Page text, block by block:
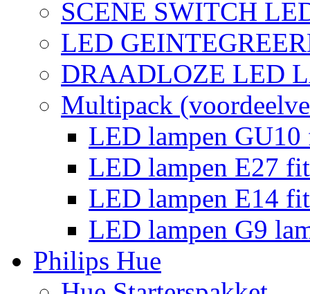
SCENE SWITCH
LED
DRAADLOZE LED
Multipack
LED lampen
LED lampen E27
LED lampen E14
LED lampen G9
Philips Hue